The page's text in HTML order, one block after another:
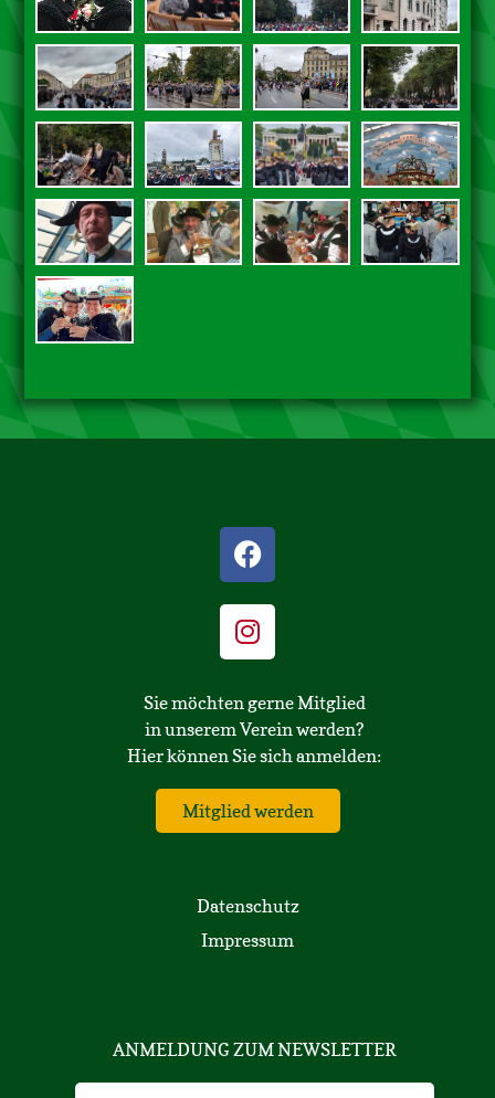
Sie möchten gerne Mitglied
in unserem Verein werden?
Hier können Sie sich anmelden:
Mitglied werden
Datenschutz
Impressum
ANMELDUNG ZUM NEWSLETTER